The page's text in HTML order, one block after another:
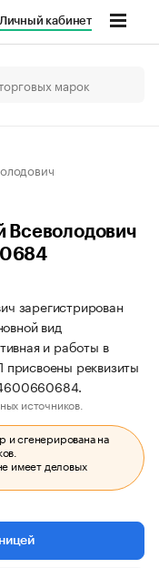
Личный кабинет
Всеволодович
зарегистрирован
вид
и работы в
реквизиты
источников.
и сгенерирована на
имеет деловых